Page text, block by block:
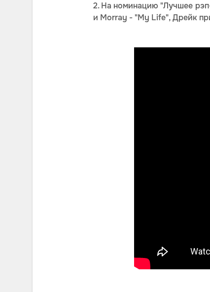
2. На номинацию "Лучшее
и Morray - "My Life", Дрейк